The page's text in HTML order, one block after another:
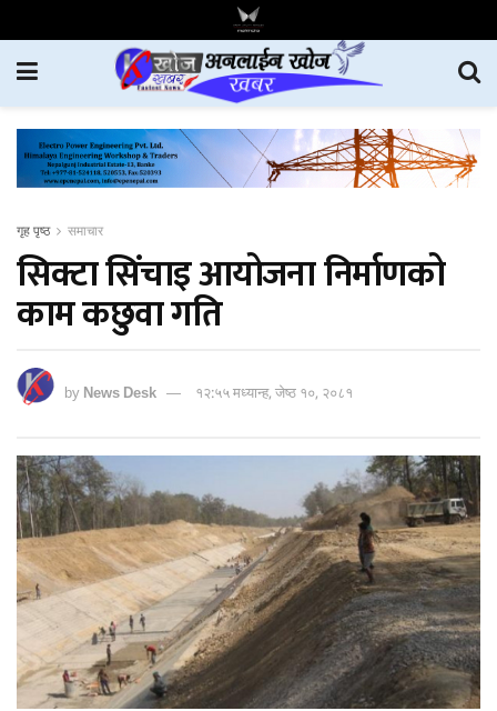
गृह पृष्ठ समाचार
सिक्टा सिंचाइ आयोजना निर्माणको
काम कछुवा गति
byNews Desk १२:५५ मध्यान्ह, जेष्ठ १०, २०८१